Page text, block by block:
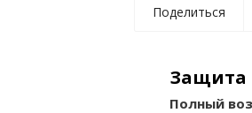
Поделиться
Защита
Полный